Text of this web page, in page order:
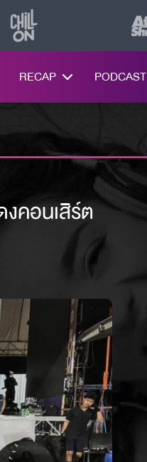
RECAP PODCAST
คอนเสิร์ต